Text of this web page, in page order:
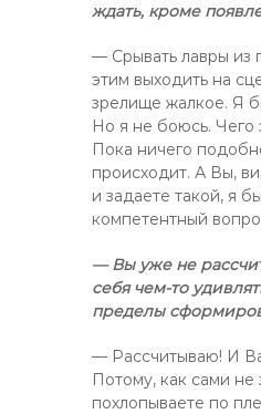
ждать, кроме
— Срывать лавры из
этим выходить на
зрелище жалкое. Я
Но я не боюсь. Чего
Пока ничего
происходит. А Вы,
и задаете такой, я
компетентный
— Вы уже не
себя чем-то
пределы
— Рассчитываю! И
Потому, как сами не
похлопываете по